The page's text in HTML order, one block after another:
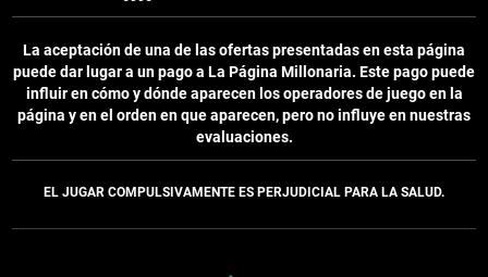
La aceptación de una de las ofertas presentadas en esta página
puede dar lugar a un pago a La Página Millonaria. Este pago puede
influir en cómo y dónde aparecen los operadores de juego en la
página y en el orden en que aparecen, pero no influye en nuestras
evaluaciones.
EL JUGAR COMPULSIVAMENTE ES PERJUDICIAL PARA LA SALUD.